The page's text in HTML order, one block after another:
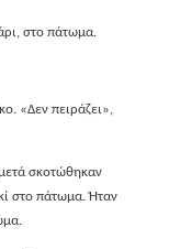
στο πάτωμα.
«Δεν πειράζει»,
σκοτώθηκαν
στο πάτωμα. Ήταν